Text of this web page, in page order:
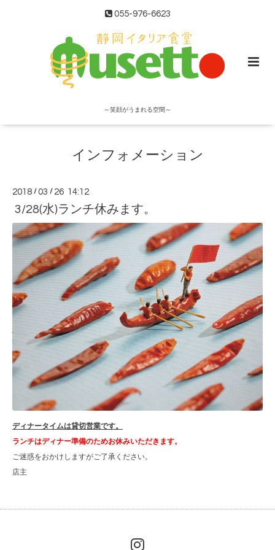
055-976-6623
～笑顔がうまれる空間～
インフォメーション
2018 /03 / 26 14:12
3/28(水)ランチ休みます。
ディナータイムは貸切営業です。
ランチはディナー準備のためお休みいただきます。
ご迷惑をおかけしますがご了承ください。
店主